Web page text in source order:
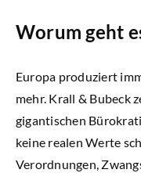
Worum geht
Europa produziert
mehr. Krall & Bubeck
gigantischen
keine realen Werte
Verordnungen,